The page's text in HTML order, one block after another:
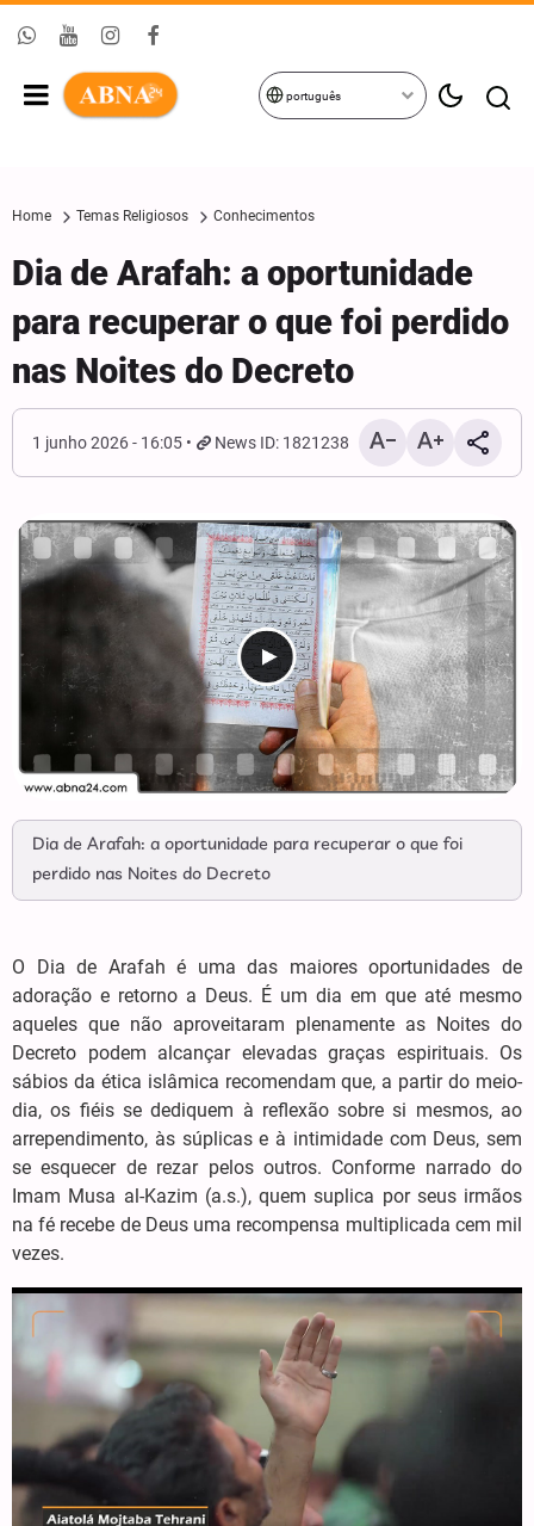
português
Home Temas Religiosos Conhecimentos
Dia de Arafah: a oportunidade
para recuperar o que foi perdido
nas Noites do Decreto
1 junho 2026 - 16:05 News ID: 1821238
Dia de Arafah: a oportunidade para recuperar o que foi
perdido nas Noites do Decreto
O Dia de Arafah é uma das maiores oportunidades de
adoração e retorno a Deus. É um dia em que até mesmo
aqueles que não aproveitaram plenamente as Noites do
Decreto podem alcançar elevadas graças espirituais. Os
sábios da ética islâmica recomendam que, a partir do meio-
dia, os fiéis se dediquem à reflexão sobre si mesmos, ao
arrependimento, às súplicas e à intimidade com Deus, sem
se esquecer de rezar pelos outros. Conforme narrado do
Imam Musa al-Kazim (a.s.), quem suplica por seus irmãos
na fé recebe de Deus uma recompensa multiplicada cem mil
vezes.